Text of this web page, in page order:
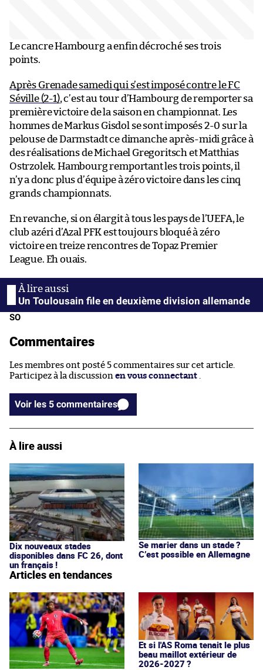
Le cancre Hambourg a enfin décroché ses trois
points.
Après Grenade samedi qui s’est imposé contre le FC
Séville (2-1), c’est au tour d’Hambourg de remporter sa
première victoire de la saison en championnat. Les
hommes de Markus Gisdol se sont imposés 2-0 sur la
pelouse de Darmstadt ce dimanche après-midi grâce à
des réalisations de Michael Gregoritsch et Matthias
Ostrzolek. Hambourg remportant les trois points, il
n’y a donc plus d’équipe à zéro victoire dans les cinq
grands championnats.
En revanche, si on élargit à tous les pays de l’UEFA, le
club azéri d’Azal PFK est toujours bloqué à zéro
victoire en treize rencontres de Topaz Premier
League. Eh ouais.
Un Toulousain file en deuxième division allemande
SO
Commentaires
Les membres ont posté 5 commentaires sur cet article.
Participez à la discussion en vous connectant
Voir les 5 commentaires
À lire aussi
Dix nouveaux stades
disponibles dans FC 26, dont
un français !
Se marier dans un stade ?
C’est possible en Allemagne
Articles en tendances
Et si l'AS Roma tenait le plus
beau maillot extérieur de
2026-2027 ?